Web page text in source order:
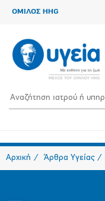
ΟΜΙΛΟΣ HHG
Αρχική Άρθρα Υγείας